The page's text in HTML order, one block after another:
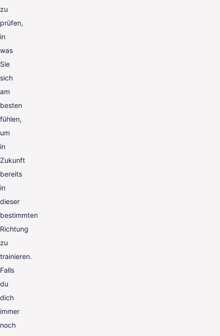
zu
prüfen,
in
was
Sie
sich
am
besten
fühlen,
um
in
Zukunft
bereits
in
dieser
bestimmten
Richtung
zu
trainieren.
Falls
du
dich
immer
noch